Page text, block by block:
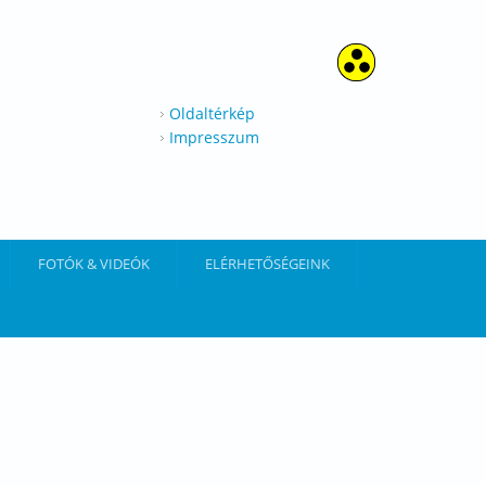
Oldaltérkép
Impresszum
FOTÓK & VIDEÓK ELÉRHETŐSÉGEINK